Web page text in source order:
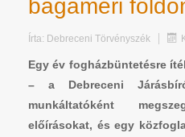
bagaméri
Írta: Debreceni Törvényszék
Egy év fogházbüntetésre
– a Debreceni
munkáltatóként
előírásokat, és egy